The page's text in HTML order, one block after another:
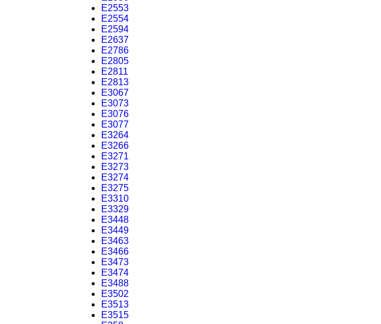
E2553
E2554
E2594
E2637
E2786
E2805
E2811
E2813
E3067
E3073
E3076
E3077
E3264
E3266
E3271
E3273
E3274
E3275
E3310
E3329
E3448
E3449
E3463
E3466
E3473
E3474
E3488
E3502
E3513
E3515